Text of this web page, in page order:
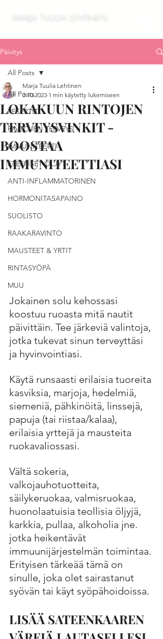
MARJA TUULIA LEHTINEN
Päivitys
All Posts
RESEPTIT
RINTOJEN TERVEYS
IMMUNITEETTI
ETEERISET ÖLJYT
ANTI-INFLAMMATORINEN
HORMONITASAPAINO
SUOLISTO
RAAKARAVINTO
MAUSTEET & YRTIT
RINTASYÖPÄ
MUU
All Posts
LOKAKUUN RINTOJEN
TERVEYSVINKIT -
BOOSTAA
IMMUNITEETTIASI
Marja Tuulia Lehtinen
3.10.2023 1 min käytetty lukemiseen
Jokainen solu kehossasi
koostuu ruoasta mitä nautit
päivittäin. Tee järkeviä valintoja,
jotka tukevat sinun terveyttäsi
ja hyvinvointiasi.
Käytä runsaasti erilaisia tuoreita
kasviksia, marjoja, hedelmiä,
siemeniä, pähkinöitä, linssejä,
papuja (tai riistaa/kalaa),
erilaisia yrttejä ja mausteita
ruokavaliossasi.
Vältä sokeria,
valkojauhotuotteita,
säilykeruokaa, valmisruokaa,
huonolaatuisia teollisia öljyjä,
karkkia, pullaa, alkoholia jne.
jotka heikentävät
immuunijärjestelmän toimintaa.
Erityisen tärkeää tämä on
sinulle, joka olet sairastanut
syövän tai käyt syöpähoidoissa.
LISÄÄ SATEENKAAREN